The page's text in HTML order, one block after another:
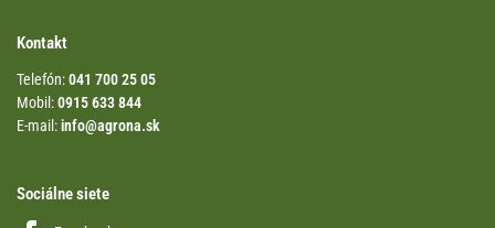
Kontakt
Telefón:041 700 25 05
Mobil:0915 633 844
E-mail:info@agrona.sk
Sociálne siete